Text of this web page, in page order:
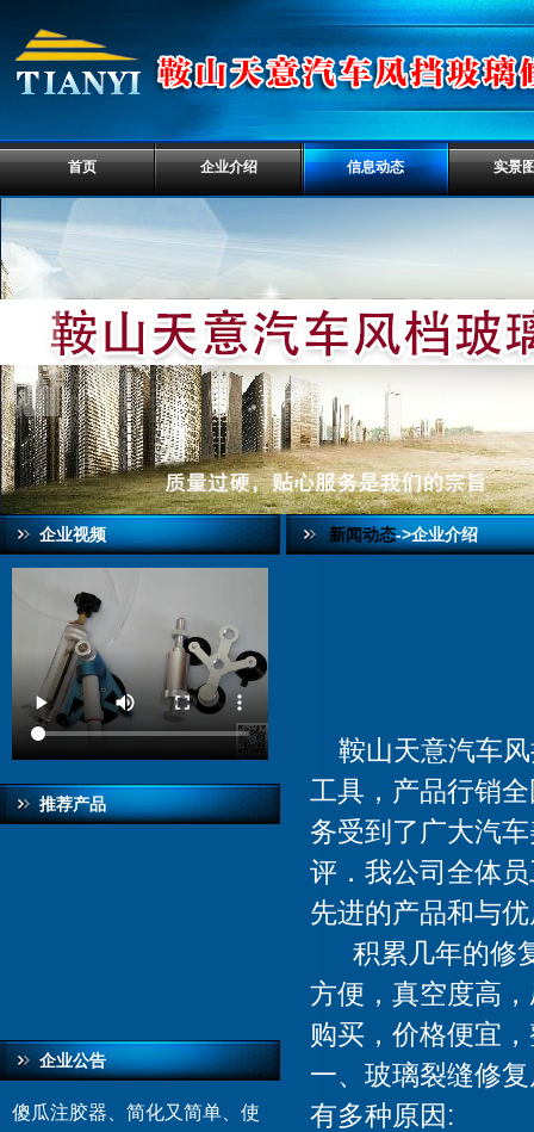
首页 企业介绍 信息动态 实景
企业视频
推荐产品
企业公告
傻瓜注胶器、简化又简单、使
新闻动态->企业介绍
鞍山天意汽车
工具，产品行销
务受到了广大汽
评．我公司全体
先进的产品和与
积累几年的修复
方便，真空度高
购买，价格便宜
一、玻璃裂缝修
有多种原因: